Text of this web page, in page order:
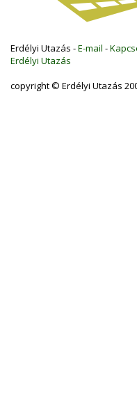
Erdélyi Utazás -E-mail -
Erdélyi Utazás
copyright © Erdélyi Utazás